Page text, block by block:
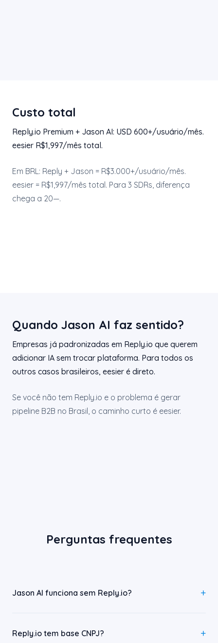
Custo total
Reply.io Premium + Jason AI: USD 600+/usuário/mês.
eesier R$1,997/mês total.
Em BRL: Reply + Jason = R$3.000+/usuário/mês.
eesier = R$1,997/mês total. Para 3 SDRs, diferença
chega a 20—.
Quando Jason AI faz sentido?
Empresas já padronizadas em Reply.io que querem
adicionar IA sem trocar plataforma. Para todos os
outros casos brasileiros, eesier é direto.
Se você não tem Reply.io e o problema é gerar
pipeline B2B no Brasil, o caminho curto é eesier.
Perguntas frequentes
Jason AI funciona sem Reply.io?
Reply.io tem base CNPJ?